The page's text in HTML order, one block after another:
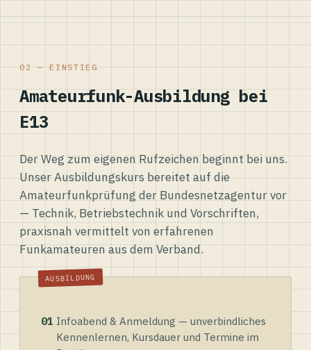
02 — EINSTIEG
Amateurfunk-Ausbildung bei
E13
Der Weg zum eigenen Rufzeichen beginnt bei uns.
Unser Ausbildungskurs bereitet auf die
Amateurfunkprüfung der Bundesnetzagentur vor
— Technik, Betriebstechnik und Vorschriften,
praxisnah vermittelt von erfahrenen
Funkamateuren aus dem Verband.
01 Infoabend & Anmeldung — unverbindliches
Kennenlernen, Kursdauer und Termine im